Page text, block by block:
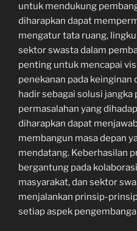
untuk mendukung
diharapkan dapat
mengatur tata ruang,
sektor swasta dalam
penting untuk mencapai
penekanan pada keinginan
hadir sebagai solusi jangka
permasalahan yang
diharapkan dapat
membangun masa depan
mendatang. Keberhasilan
bergantung pada
masyarakat, dan sektor
menjalankan prinsip-
setiap aspek